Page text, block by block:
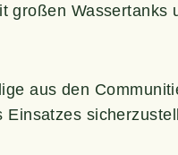
gro­ßen
aus den
Ein­sat­zes